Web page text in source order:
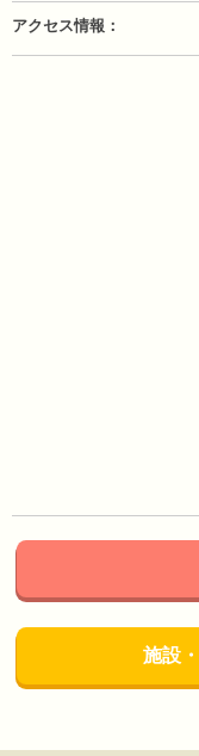
アクセス情報
施設